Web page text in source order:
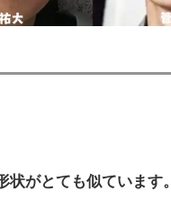
状がとても似ています。